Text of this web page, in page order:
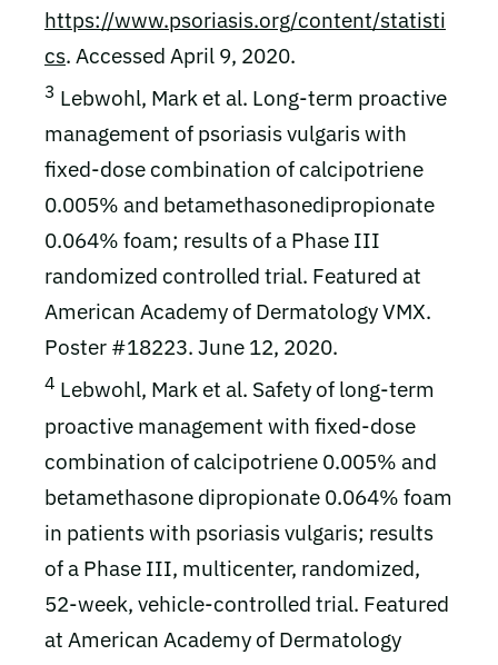
https://www.psoriasis.org/content/statisti
cs. Accessed April 9, 2020.
3 Lebwohl, Mark et al. Long-term proactive
management of psoriasis vulgaris with
fixed-dose combination of calcipotriene
0.005% and betamethasonedipropionate
0.064% foam; results of a Phase III
randomized controlled trial. Featured at
American Academy of Dermatology VMX.
Poster #18223. June 12, 2020.
4 Lebwohl, Mark et al. Safety of long-term
proactive management with fixed-dose
combination of calcipotriene 0.005% and
betamethasone dipropionate 0.064% foam
in patients with psoriasis vulgaris; results
of a Phase III, multicenter, randomized,
52-week, vehicle-controlled trial. Featured
at American Academy of Dermatology